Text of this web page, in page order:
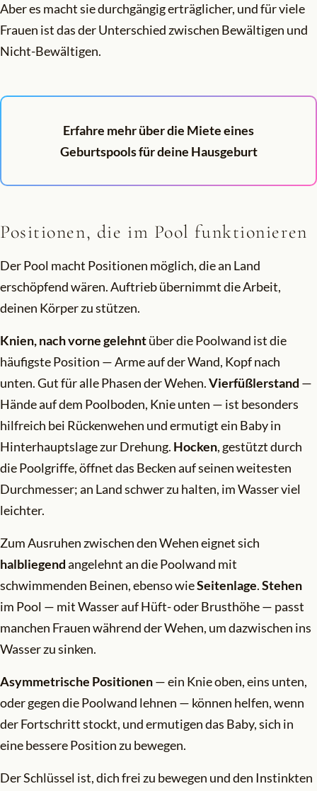
Aber es macht sie durchgängig erträglicher, und für viele
Frauen ist das der Unterschied zwischen Bewältigen und
Nicht-Bewältigen.
Erfahre mehr über die Miete eines
Geburtspools für deine Hausgeburt
Positionen, die im Pool funktionieren
Der Pool macht Positionen möglich, die an Land
erschöpfend wären. Auftrieb übernimmt die Arbeit,
deinen Körper zu stützen.
Knien, nach vorne gelehntüber die Poolwand ist die
häufigste Position — Arme auf der Wand, Kopf nach
unten. Gut für alle Phasen der Wehen.Vierfüßlerstand —
Hände auf dem Poolboden, Knie unten — ist besonders
hilfreich bei Rückenwehen und ermutigt ein Baby in
Hinterhauptslage zur Drehung. Hocken, gestützt durch
die Poolgriffe, öffnet das Becken auf seinen weitesten
Durchmesser; an Land schwer zu halten, im Wasser viel
leichter.
Zum Ausruhen zwischen den Wehen eignet sich
halbliegendangelehnt an die Poolwand mit
schwimmenden Beinen, ebenso wieSeitenlage.Stehen
im Pool — mit Wasser auf Hüft- oder Brusthöhe — passt
manchen Frauen während der Wehen, um dazwischen ins
Wasser zu sinken.
Asymmetrische Positionen— ein Knie oben, eins unten,
oder gegen die Poolwand lehnen — können helfen, wenn
der Fortschritt stockt, und ermutigen das Baby, sich in
eine bessere Position zu bewegen.
Der Schlüssel ist, dich frei zu bewegen und den Instinkten